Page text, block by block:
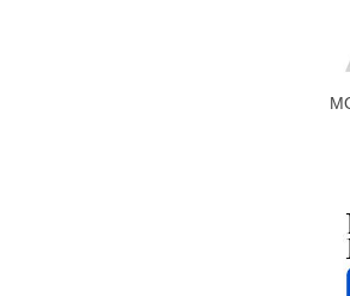
寄せ等によ
限に努めてお
※【ボトムの
裾上げ料金は
備考欄に股下
出荷まで約1
一部、お直し
端なデザイン
※【返品交換